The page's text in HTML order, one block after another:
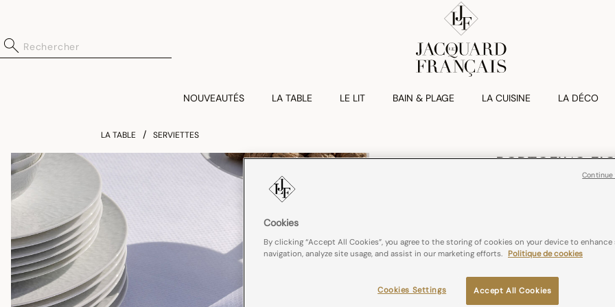
NOUVEAUTÉS LA TABLE LE LIT BAIN & PLAGE LA CUISINE LA DÉCO
LA TABLE SERVIETTES
PORTOFINO
Serviette De
Lin France
Couleurs :Bianco
Cookies
By clicking “Accept All Cookies”, you agree to the storing of cookies on your device to enhance
navigation, analyze site usage, and assist in our marketing efforts. Politique de cookies
Accept All Cookies
Cookies Settings